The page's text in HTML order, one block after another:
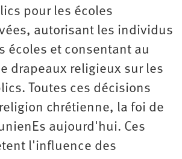
pour les écoles
autorisant les individus
écoles et consentant au
drapeaux religieux sur les
Toutes ces décisions
chrétienne, la foi de
aujourd'hui. Ces
l'influence des